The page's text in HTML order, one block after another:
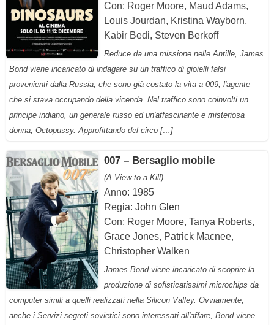
Con: Roger Moore, Maud Adams,
Louis Jourdan, Kristina Wayborn,
Kabir Bedi, Steven Berkoff
Reduce da una missione nelle Antille, James
Bond viene incaricato di indagare su un traffico di gioielli falsi
provenienti dalla Russia, che sono già costato la vita a 009, l'agente
che si stava occupando della vicenda. Nel traffico sono coinvolti un
principe indiano, un generale russo ed un'affascinante e misteriosa
donna, Octopussy. Approfittando del circo […]
007 – Bersaglio mobile
(A View to a Kill)
Anno: 1985
Regia: John Glen
Con: Roger Moore, Tanya Roberts,
Grace Jones, Patrick Macnee,
Christopher Walken
James Bond viene incaricato di scoprire la
produzione di sofisticatissimi microchips da
computer simili a quelli realizzati nella Silicon Valley. Ovviamente,
anche i Servizi segreti sovietici sono interessati all'affare, Bond viene